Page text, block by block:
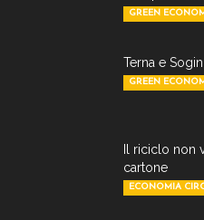
GREEN
Terna e
GREEN
Il riciclo non
cartone
ECONOMIA